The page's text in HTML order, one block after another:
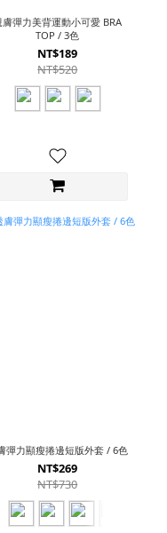
膚彈力美背運動小可愛 BRA
TOP / 3色
NT$189
NT$520
彈力顯瘦捲邊短版外套 / 6色
NT$269
NT$730